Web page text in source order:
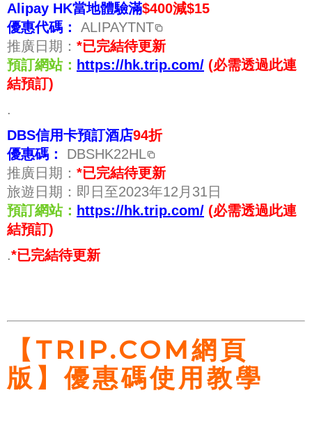
Alipay HK當地體驗滿$400減$15
優惠代碼：
ALIPAYTNT
推廣日期： *已完結待更新
預訂網站： https://hk.trip.com/ (必需透過此連
結預訂)
.
DBS信用卡預訂酒店94折
優惠碼：
DBSHK22HL
推廣日期： *已完結待更新
旅遊日期：即日至2023年12月31日
預訂網站： https://hk.trip.com/ (必需透過此連
結預訂)
.*已完結待更新
【TRIP.COM網頁
版】優惠碼使用教學